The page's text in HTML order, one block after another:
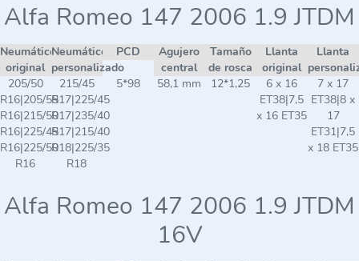
Alfa Romeo 147 2006 1.9 JTDM
Neumático
original
Neumático
personalizado
PCD
Agujero
central
Tamaño
de rosca
Llanta
original
Llanta
205/50
R16|205/55
R16|215/50
R16|225/45
R16|225/50
R16
215/45
R17|225/45
R17|235/40
R17|215/40
R18|225/35
R18
5*98 58,1 mm 12*1,25
6 x 16
ET38|7,5
x 16 ET35
7 x 17
ET38|8 x
17
ET31|7,5
x 18 ET35
Alfa Romeo 147 2006 1.9 JTDM
16V